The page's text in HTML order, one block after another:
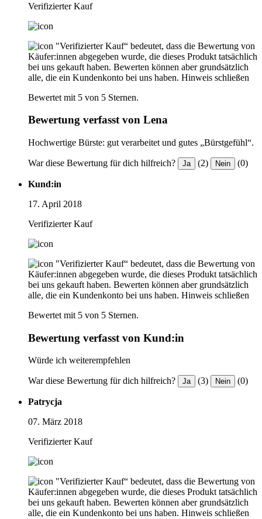
Verifizierter Kauf
"Verifizierter Kauf“ bedeutet, dass die Bewertung von
Käufer:innen abgegeben wurde, die dieses Produkt tatsächlich
bei uns gekauft haben. Bewerten können aber grundsätzlich
alle, die ein Kundenkonto bei uns haben. Hinweis schließen
Bewertet mit 5 von 5 Sternen.
Bewertung verfasst von Lena
Hochwertige Bürste: gut verarbeitet und gutes „Bürstgefühl“.
War diese Bewertung für dich hilfreich? Ja (2) Nein (0)
Kund:in
17. April 2018
Verifizierter Kauf
"Verifizierter Kauf“ bedeutet, dass die Bewertung von
Käufer:innen abgegeben wurde, die dieses Produkt tatsächlich
bei uns gekauft haben. Bewerten können aber grundsätzlich
alle, die ein Kundenkonto bei uns haben. Hinweis schließen
Bewertet mit 5 von 5 Sternen.
Bewertung verfasst von Kund:in
Würde ich weiterempfehlen
War diese Bewertung für dich hilfreich? Ja (3) Nein (0)
Patrycja
07. März 2018
Verifizierter Kauf
"Verifizierter Kauf“ bedeutet, dass die Bewertung von
Käufer:innen abgegeben wurde, die dieses Produkt tatsächlich
bei uns gekauft haben. Bewerten können aber grundsätzlich
alle, die ein Kundenkonto bei uns haben. Hinweis schließen